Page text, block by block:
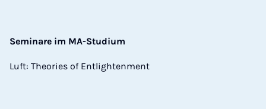
Seminare im MA-Studium
Luft: Theories of Entlightenment